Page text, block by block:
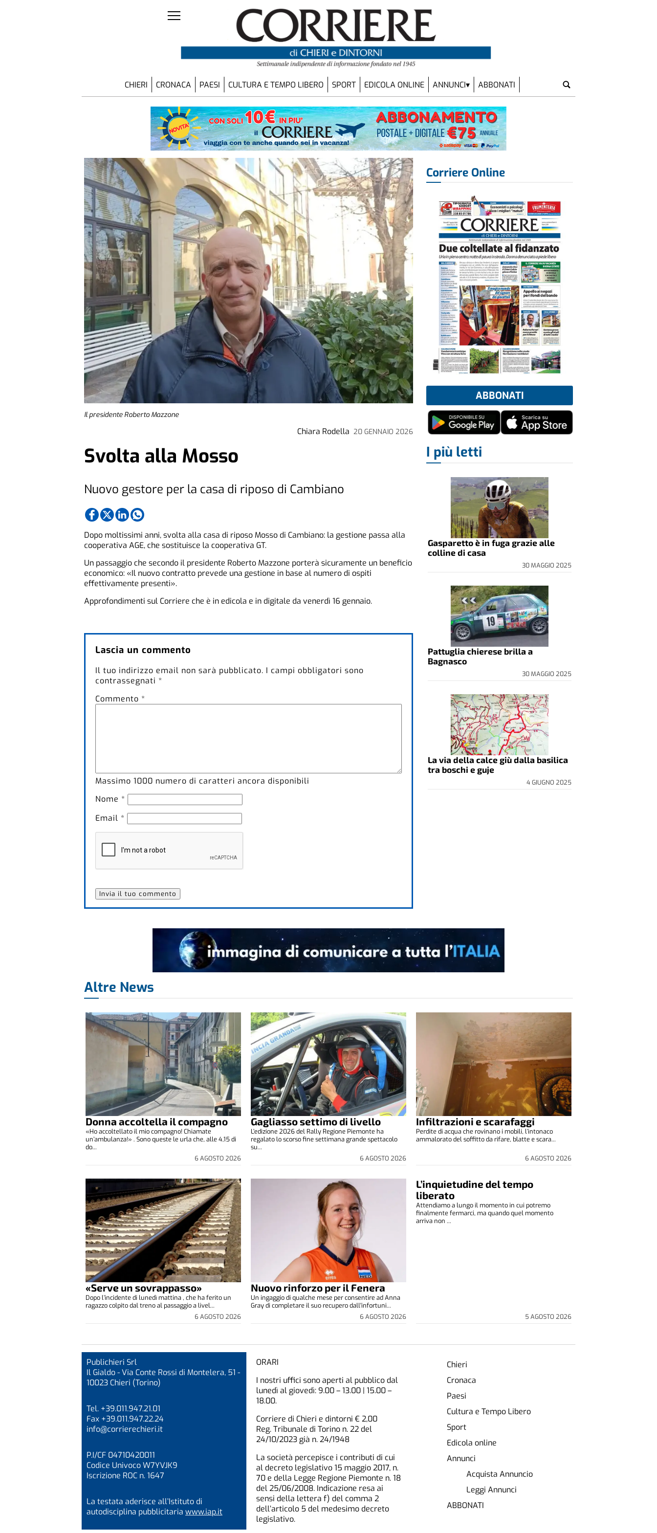
CHIERI CRONACA PAESI CULTURA E TEMPO LIBERO SPORT EDICOLA ONLINE ANNUNCI ABBONATI
Il presidente Roberto Mazzone
Chiara Rodella 20 GENNAIO 2026
Svolta alla Mosso
Nuovo gestore per la casa di riposo di Cambiano
Dopo moltissimi anni, svolta alla casa di riposo Mosso di Cambiano: la gestione passa alla
cooperativa AGE, che sostituisce la cooperativa GT.
Un passaggio che secondo il presidente Roberto Mazzone porterà sicuramente un beneficio
economico: «Il nuovo contratto prevede una gestione in base al numero di ospiti
effettivamente presenti».
Approfondimenti sul Corriere che è in edicola e in digitale da venerdì 16 gennaio.
Lascia un commento
Il tuo indirizzo email non sarà pubblicato. I campi obbligatori sono
contrassegnati *
Commento *
Massimo 1000 numero di caratteri ancora disponibili
Nome *
Email *
Corriere Online
ABBONATI
I più letti
Gasparetto è in fuga grazie alle
colline di casa
30 MAGGIO 2025
Pattuglia chierese brilla a
Bagnasco
30 MAGGIO 2025
La via della calce giù dalla basilica
tra boschi e guje
4 GIUGNO 2025
Altre News
Donna accoltella il compagno
6 AGOSTO 2026
«Ho accoltellato il mio compagno! Chiamate
un’ambulanza!» . Sono queste le urla che, alle 4,15 di
do...
Gagliasso settimo di livello
6 AGOSTO 2026
L’edizione 2026 del Rally Regione Piemonte ha
regalato lo scorso fine settimana grande spettacolo
su...
Infiltrazioni e scarafaggi
6 AGOSTO 2026
Perdite di acqua che rovinano i mobili, l’intonaco
ammalorato del soffitto da rifare, blatte e scara...
«Serve un sovrappasso»
6 AGOSTO 2026
Dopo l’incidente di lunedì mattina , che ha ferito un
ragazzo colpito dal treno al passaggio a livel...
Nuovo rinforzo per il Fenera
6 AGOSTO 2026
Un ingaggio di qualche mese per consentire ad Anna
Gray di completare il suo recupero dall'infortuni...
L’inquietudine del tempo
liberato
5 AGOSTO 2026
Attendiamo a lungo il momento in cui potremo
finalmente fermarci, ma quando quel momento
arriva non ...
Publichieri Srl
Il Gialdo - Via Conte Rossi di Montelera, 51 -
10023 Chieri (Torino)
Tel. +39.011.947.21.01
Fax +39.011.947.22.24
info@corrierechieri.it
P.I/CF 04710420011
Codice Univoco W7YVJK9
Iscrizione ROC n. 1647
La testata aderisce all’Istituto di
autodisciplina pubblicitaria www.iap.it
ORARI
I nostri uffici sono aperti al pubblico dal
lunedì al giovedì: 9.00 – 13.00 | 15.00 –
18.00.
Corriere di Chieri e dintorni € 2,00
Reg. Tribunale di Torino n. 22 del
24/10/2023 già n. 24/1948
La società percepisce i contributi di cui
al decreto legislativo 15 maggio 2017, n.
70 e della Legge Regione Piemonte n. 18
del 25/06/2008. Indicazione resa ai
sensi della lettera f) del comma 2
dell’articolo 5 del medesimo decreto
legislativo.
Chieri
Cronaca
Paesi
Cultura e Tempo Libero
Sport
Edicola online
Annunci
Acquista Annuncio
Leggi Annunci
ABBONATI